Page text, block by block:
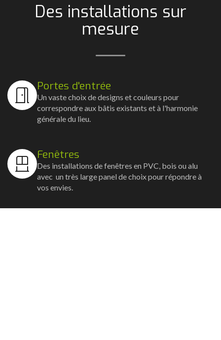
Des installations sur
mesure
Portes d'entrée
Un vaste choix de designs et couleurs pour
correspondre aux bâtis existants et à l'harmonie
générale du lieu.
Fenêtres
Des installations de fenêtres en PVC, bois ou alu
avec un très large panel de choix pour répondre à
vos envies.